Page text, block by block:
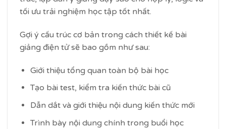
tối ưu trải nghiệm học tập tốt nhất.
Gợi ý cấu trúc cơ bản trong cách thiết kế bài
giảng điện tử sẽ bao gồm như sau:
Giới thiệu tổng quan toàn bộ bài học
Tạo bài test, kiểm tra kiến thức bài cũ
Dẫn dắt và giới thiệu nội dung kiến thức mới
Trình bày nội dung chính trong buổi học